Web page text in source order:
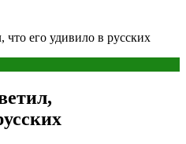
его удивило в русских